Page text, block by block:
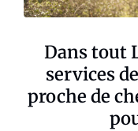
Dans tout
services
proche de